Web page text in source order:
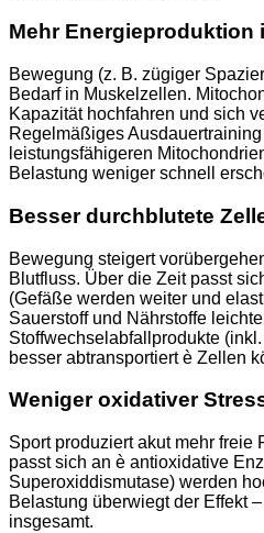
Mehr Energieproduktion
Bewegung (z. B. zügiger
Bedarf in Muskelzellen.
Kapazität hochfahren und sich
Regelmäßiges
leistungsfähigeren
Belastung weniger schnell
Besser durchblutete
Bewegung steigert
Blutfluss. Über die Zeit passt
(Gefäße werden weiter und
Sauerstoff und Nährstoffe
Stoffwechselabfallprodukte
besser abtransportiert è Zellen
Weniger oxidativer
Sport produziert akut mehr freie
passt sich an è antioxidative
Superoxiddismutase) werden
Belastung überwiegt der Effekt
insgesamt.